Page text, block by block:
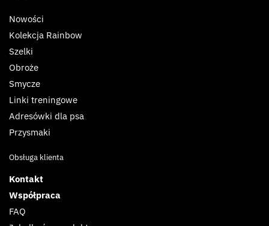
Nowości
Kolekcja Rainbow
Szelki
Obroże
Smycze
Linki treningowe
Adresówki dla psa
Przysmaki
Obsługa klienta
Kontakt
Współpraca
FAQ